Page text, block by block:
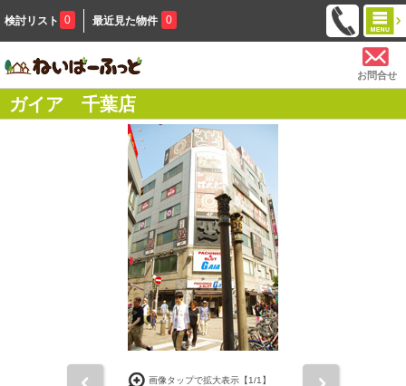
検討リスト 0 最近見た物件 0
お問合せ
ガイア 千葉店
画像タップで拡大表示【1/1】